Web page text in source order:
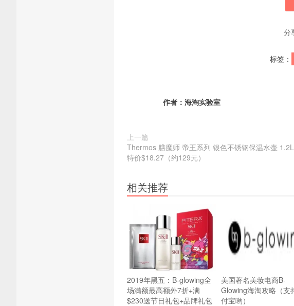
分
标签：
作者： 海淘实验室
上一篇
Thermos 膳魔师 帝王系列 银色不锈钢保温水壶 1.2L
特价$18.27（约129元）
相关推荐
2019年黑五：B-glowing全
场满额最高额外7折+满
$230送节日礼包+品牌礼包
美国著名美妆电商B-
Glowing海淘攻略（支
付宝哟）